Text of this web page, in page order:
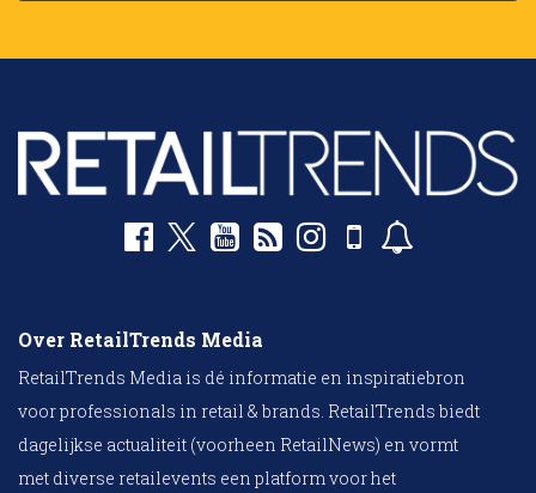
Over RetailTrends Media
RetailTrends Media is dé informatie en inspiratiebron
voor professionals in retail & brands. RetailTrends biedt
dagelijkse actualiteit (voorheen RetailNews) en vormt
met diverse retailevents een platform voor het